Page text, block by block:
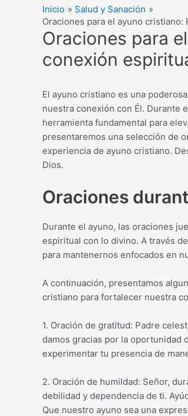
Inicio
Salud y Sanación
Oraciones para el ayuno
Oraciones para
conexión
El ayuno cristiano es una
nuestra conexión con Él. Durante
herramienta fundamental para
presentaremos una selección de
experiencia de ayuno cristiano.
Dios.
Oraciones
Durante el ayuno, las oraciones
espiritual con lo divino. A través
para mantenernos enfocados en
A continuación, presentamos
cristiano para fortalecer nuestra
1. Oración de gratitud: Padre
damos gracias por la oportunidad
experimentar tu presencia de
2. Oración de humildad: Señor,
debilidad y dependencia de ti.
Que nuestro ayuno sea una